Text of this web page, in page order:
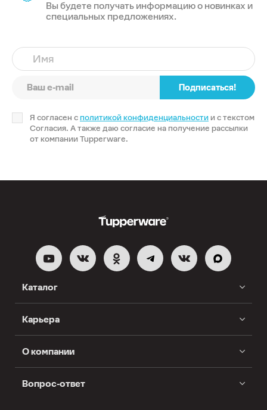
Вы будете получать информацию о новинках и
специальных предложениях.
Имя
Подписаться!
Я согласен с политикой конфиденциальности и с текстом
Согласия. А также даю согласие на получение рассылки
от компании Tupperware.
Каталог
Карьера
О компании
Вопрос-ответ